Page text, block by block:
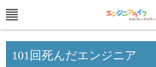
101回死んだエンジニア